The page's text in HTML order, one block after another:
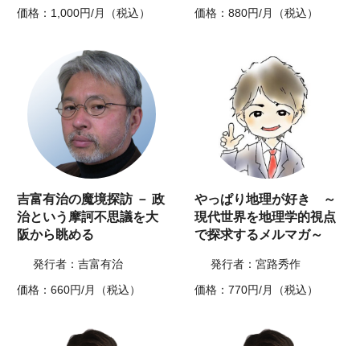
価格：1,000円/月（税込）
価格：880円/月（税込）
吉富有治の魔境探訪 － 政
治という摩訶不思議を大
阪から眺める
発行者：吉富有治
価格：660円/月（税込）
やっぱり地理が好き ～
現代世界を地理学的視点
で探求するメルマガ～
発行者：宮路秀作
価格：770円/月（税込）